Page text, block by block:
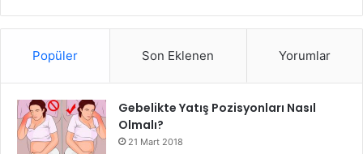
Popüler Son Eklenen Yorumlar
Gebelikte Yatış Pozisyonları Nasıl
Olmalı?
21 Mart 2018